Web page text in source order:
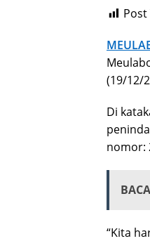
Post
(19/12/
Di
nomor:
“Kita